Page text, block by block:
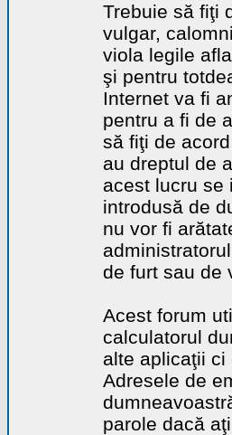
Trebuie să fiţi
vulgar,
viola legile
şi pentru
Internet va fi
pentru a fi de
să fiţi de
au dreptul de
acest lucru se
introdusă de
nu vor fi
de furt sau de
Acest forum
calculatorul
alte aplicaţii ci
Adresele de
parole dacă